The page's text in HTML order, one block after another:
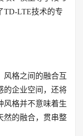
TD-LTE技术的专
格之间的融合互
的企业空间，还将
风格并不意味着生
然的融合，贯串整